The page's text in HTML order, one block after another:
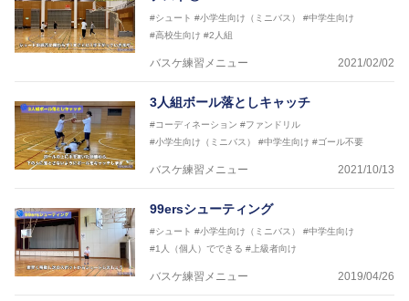
#シュート #小学生向け（ミニバス）
#中学生向け
#高校生向け #2人組
バスケ練習メニュー 2021/02/02
3人組ボール落としキャッチ
#コーディネーション #ファンドリル
#小学生向け（ミニバス）
#中学生向け #ゴール不要
バスケ練習メニュー 2021/10/13
99ersシューティング
#シュート #小学生向け（ミニバス）
#中学生向け
#1人（個人）でできる #上級者向け
バスケ練習メニュー 2019/04/26